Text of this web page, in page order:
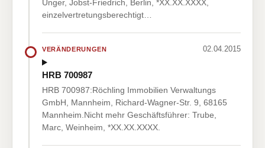
Unger, Jobst-Friedrich, Berlin, *XX.XX.XXXX,
einzelvertretungsberechtigt…
VERÄNDERUNGEN 02.04.2015
HRB 700987
HRB 700987:Röchling Immobilien Verwaltungs
GmbH, Mannheim, Richard-Wagner-Str. 9, 68165
Mannheim.Nicht mehr Geschäftsführer: Trube,
Marc, Weinheim, *XX.XX.XXXX.